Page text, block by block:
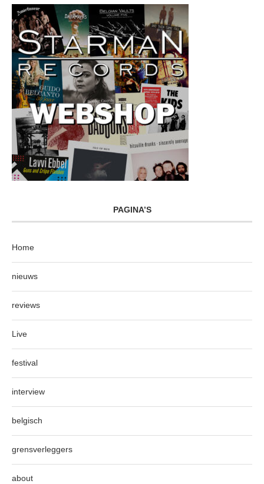
PAGINA’S
Home
nieuws
reviews
Live
festival
interview
belgisch
grensverleggers
about